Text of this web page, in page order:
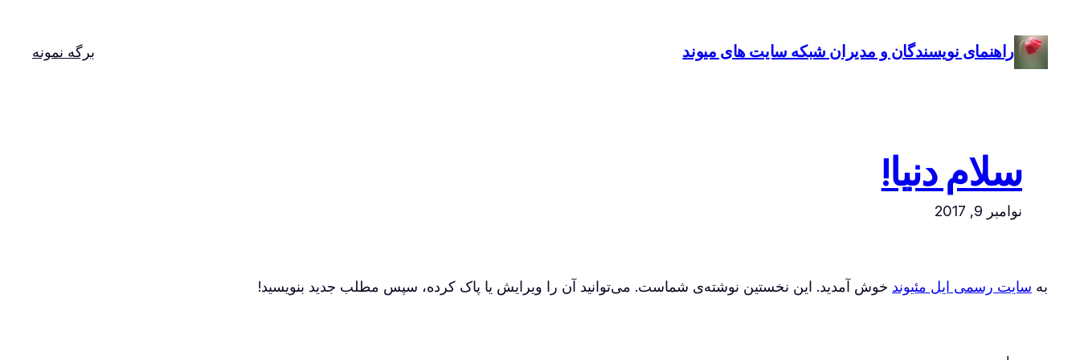
راهنمای نویسندگان و مدیران شبکه سایت های میوند برگه نمونه
سلام دنیا!
نوامبر 9, 2017
به سایت رسمی ایل مئیوند خوش آمدید. این نخستین نوشته‌ی شماست. می‌توانید آن‌ را ویرایش یا پاک کرده، سپس مطلب جدید بنویسید!